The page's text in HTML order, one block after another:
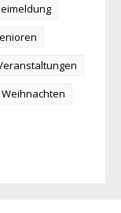
Weihnachten